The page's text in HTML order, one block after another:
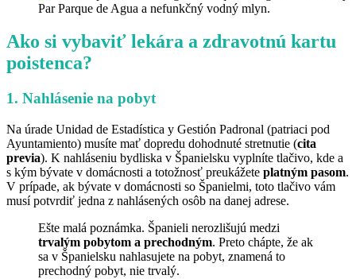
Par Parque de Agua a nefunkčný vodný mlyn.
Ako si vybaviť lekára a zdravotnú kartu
poistenca?
1. Nahlásenie na pobyt
Na úrade Unidad de Estadística y Gestión Padronal (patriaci pod
Ayuntamiento) musíte mať dopredu dohodnuté stretnutie (cita
previa). K nahláseniu bydliska v Španielsku vyplníte tlačivo, kde a
s kým bývate v domácnosti a totožnosť preukážete platným pasom.
V prípade, ak bývate v domácnosti so Španielmi, toto tlačivo vám
musí potvrdiť jedna z nahlásených osôb na danej adrese.
Ešte malá poznámka. Španieli nerozlišujú medzi
trvalým pobytom a prechodným. Preto chápte, že ak
sa v Španielsku nahlasujete na pobyt, znamená to
prechodný pobyt, nie trvalý.